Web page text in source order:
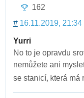
162
# 16.11.2019, 21:34
Yurri
No to je opravdu
nemůžete ani
se stanicí, která má